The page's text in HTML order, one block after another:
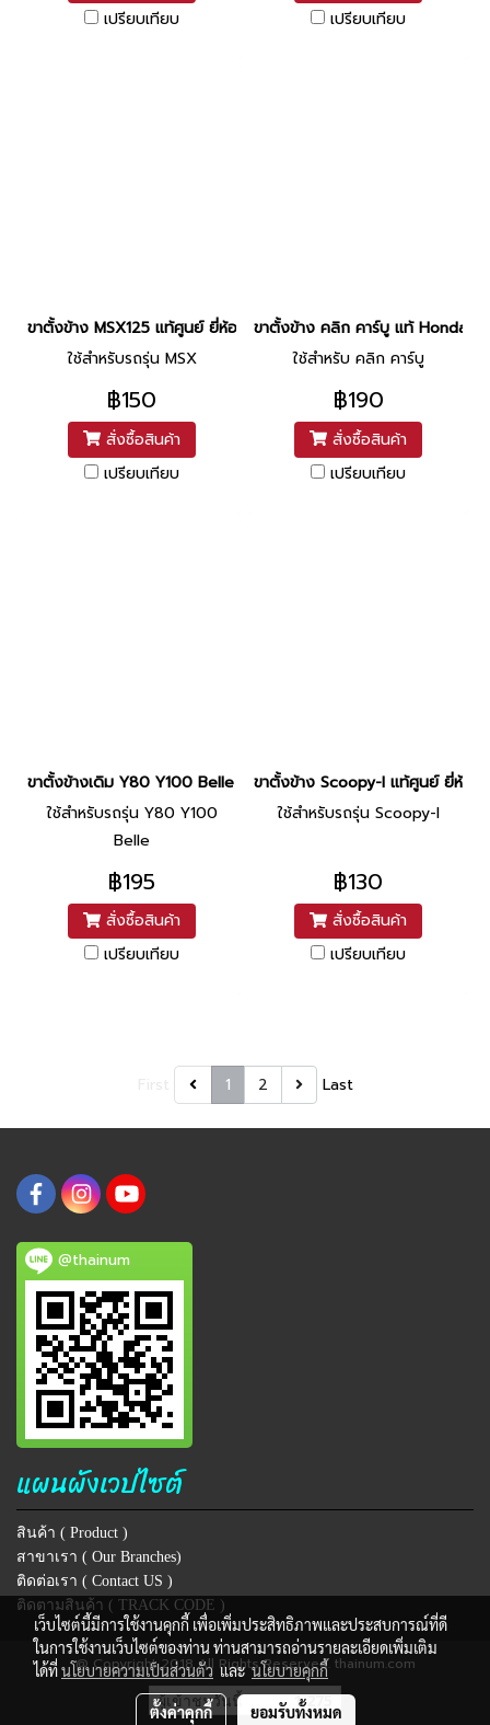
เปรียบเทียบ
เปรียบเทียบ
ขาตั้งข้าง MSX125 แท้ศูนย์ ยี่ห้อ Honda
ใช้สำหรับรถรุ่น MSX
฿150
สั่งซื้อสินค้า
เปรียบเทียบ
ขาตั้งข้าง คลิก คาร์บู แท้ Honda
ใช้สำหรับ คลิก คาร์บู
฿190
สั่งซื้อสินค้า
เปรียบเทียบ
ขาตั้งข้างเดิม Y80 Y100 Belle ยี่ห้อ CCP
ใช้สำหรับรถรุ่น Y80 Y100
Belle
฿195
สั่งซื้อสินค้า
เปรียบเทียบ
ขาตั้งข้าง Scoopy-I แท้ศูนย์ ยี่ห้อ
ใช้สำหรับรถรุ่น Scoopy-I
฿130
สั่งซื้อสินค้า
เปรียบเทียบ
1 2 Last
@thainum
แผนผังเวปไซต์
สินค้า ( Product )
สาขาเรา ( Our Branches)
ติดต่อเรา ( Contact US )
ติดตามสินค้า ( TRACK CODE )
@ Copyright 2018 All Rights Reserved. thainum.com
ผู้เข้าชมวันนี้ 1,275
เว็บไซต์นี้มีการใช้งานคุกกี้ เพื่อเพิ่มประสิทธิภาพและประสบการณ์ที่ดี
ในการใช้งานเว็บไซต์ของท่าน ท่านสามารถอ่านรายละเอียดเพิ่มเติม
ได้ที่นโยบายความเป็นส่วนตัว และนโยบายคุกกี้
ตั้งค่าคุกกี้ ยอมรับทั้งหมด